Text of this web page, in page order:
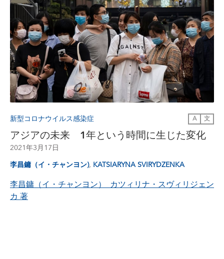
新型コロナウイルス感染症 A 文
アジアの未来 1年という時間に生じた変化
2021年3月17日
李昌鏞（イ・チャンヨン), KATSIARYNA SVIRYDZENKA
李昌鏞（イ・チャンヨン） カツィリナ・スヴィリジェン
カ著